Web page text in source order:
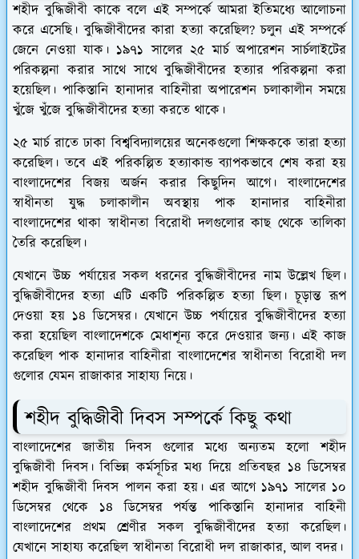
শহীদ বুদ্ধিজীবী কাকে বলে এই সম্পর্কে আমরা ইতিমধ্যে আলোচনা
করে এসেছি। বুদ্ধিজীবীদের কারা হত্যা করেছিল? চলুন এই সম্পর্কে
জেনে নেওয়া যাক। ১৯৭১ সালের ২৫ মার্চ অপারেশন সার্চলাইটের
পরিকল্পনা করার সাথে সাথে বুদ্ধিজীবীদের হত্যার পরিকল্পনা করা
হয়েছিল। পাকিস্তানি হানাদার বাহিনীরা অপারেশন চলাকালীন সময়ে
খুঁজে খুঁজে বুদ্ধিজীবীদের হত্যা করতে থাকে।
২৫ মার্চ রাতে ঢাকা বিশ্ববিদ্যালয়ের অনেকগুলো শিক্ষককে তারা হত্যা
করেছিল। তবে এই পরিকল্পিত হত্যাকান্ড ব্যাপকভাবে শেষ করা হয়
বাংলাদেশের বিজয় অর্জন করার কিছুদিন আগে। বাংলাদেশের
স্বাধীনতা যুদ্ধ চলাকালীন অবস্থায় পাক হানাদার বাহিনীরা
বাংলাদেশের থাকা স্বাধীনতা বিরোধী দলগুলোর কাছ থেকে তালিকা
তৈরি করেছিল।
যেখানে উচ্চ পর্যায়ের সকল ধরনের বুদ্ধিজীবীদের নাম উল্লেখ ছিল।
বুদ্ধিজীবীদের হত্যা এটি একটি পরিকল্পিত হত্যা ছিল। চূড়ান্ত রূপ
দেওয়া হয় ১৪ ডিসেম্বর। যেখানে উচ্চ পর্যায়ের বুদ্ধিজীবীদের হত্যা
করা হয়েছিল বাংলাদেশকে মেধাশূন্য করে দেওয়ার জন্য। এই কাজ
করেছিল পাক হানাদার বাহিনীরা বাংলাদেশের স্বাধীনতা বিরোধী দল
গুলোর যেমন রাজাকার সাহায্য নিয়ে।
শহীদ বুদ্ধিজীবী দিবস সম্পর্কে কিছু কথা
বাংলাদেশের জাতীয় দিবস গুলোর মধ্যে অন্যতম হলো শহীদ
বুদ্ধিজীবী দিবস। বিভিন্ন কর্মসূচির মধ্য দিয়ে প্রতিবছর ১৪ ডিসেম্বর
শহীদ বুদ্ধিজীবী দিবস পালন করা হয়। এর আগে ১৯৭১ সালের ১০
ডিসেম্বর থেকে ১৪ ডিসেম্বর পর্যন্ত পাকিস্তানি হানাদার বাহিনী
বাংলাদেশের প্রথম শ্রেণীর সকল বুদ্ধিজীবীদের হত্যা করেছিল।
যেখানে সাহায্য করেছিল স্বাধীনতা বিরোধী দল রাজাকার, আল বদর।